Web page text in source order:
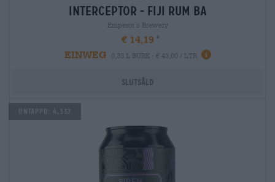
interceptor - fiji rum ba
Emperor´s Brewery
€ 14,19
EINWEG
0,33 L BURK - € 43,00 / LTR
Slutsåld
Untappd: 4,337